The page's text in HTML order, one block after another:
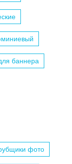
баннера
фото